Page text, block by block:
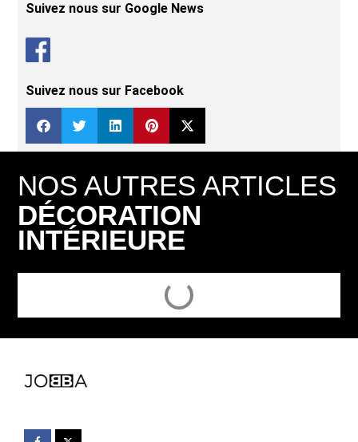
Suivez nous sur Google News
Suivez nous sur Facebook
NOS AUTRES ARTICLES
DÉCORATION
INTÉRIEURE